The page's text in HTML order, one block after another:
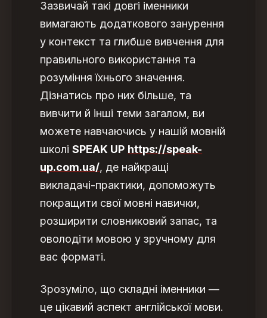
Зазвичай такі довгі іменники
вимагають додаткового занурення
у контекст та глибше вивчення для
правильного використання та
розуміння їхнього значення.
Дізнатись про них більше, та
вивчити й інші теми загалом, ви
можете навчаючись у нашій мовній
школіSPEAK UP https://speak-
up.com.ua/, де найкращі
викладачі-практики, допоможуть
покращити свої мовні навички,
розширити словниковий запас, та
оволодіти мовою у зручному для
вас форматі.
Зрозуміло, що складні іменники —
це цікавий аспект англійської мови.